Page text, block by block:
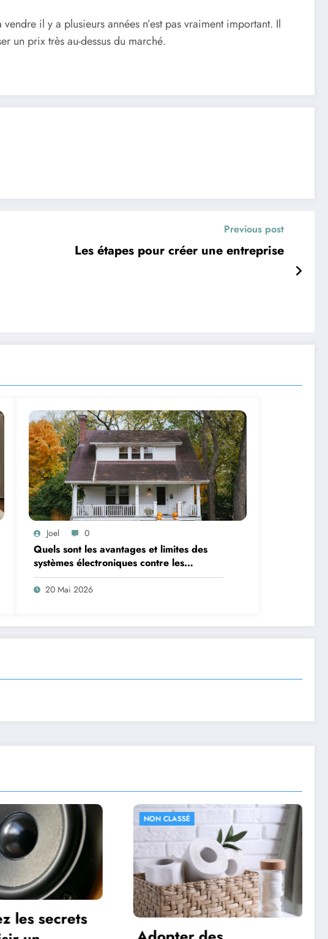
il y a plusieurs années n’est pas vraiment important. Il
un prixtrès au-dessus du marché.
Previous post
Les étapes pour créer une entreprise
Joel 0
Quels sont les avantages et limites des
systèmes électroniques contre les
remontées capillaires ?
20 Mai 2026
NON CLASSÉ